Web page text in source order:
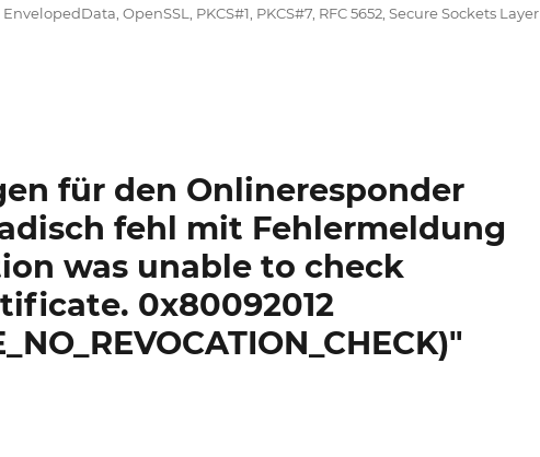
EnvelopedData,OpenSSL, PKCS#1, PKCS#7, RFC 5652,Secure Sockets Layer
für den Onlineresponder
fehl mit Fehlermeldung
was unable to check
0x80092012